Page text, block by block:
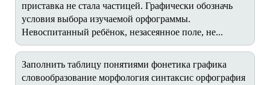
приставка не стала частицей. Графически обозначь
условия выбора изучаемой орфограммы.
Невоспитанный ребёнок, незасеянное поле, не...
Заполнить таблицу понятиями фонетика графика
словообразование морфология синтаксис орфография